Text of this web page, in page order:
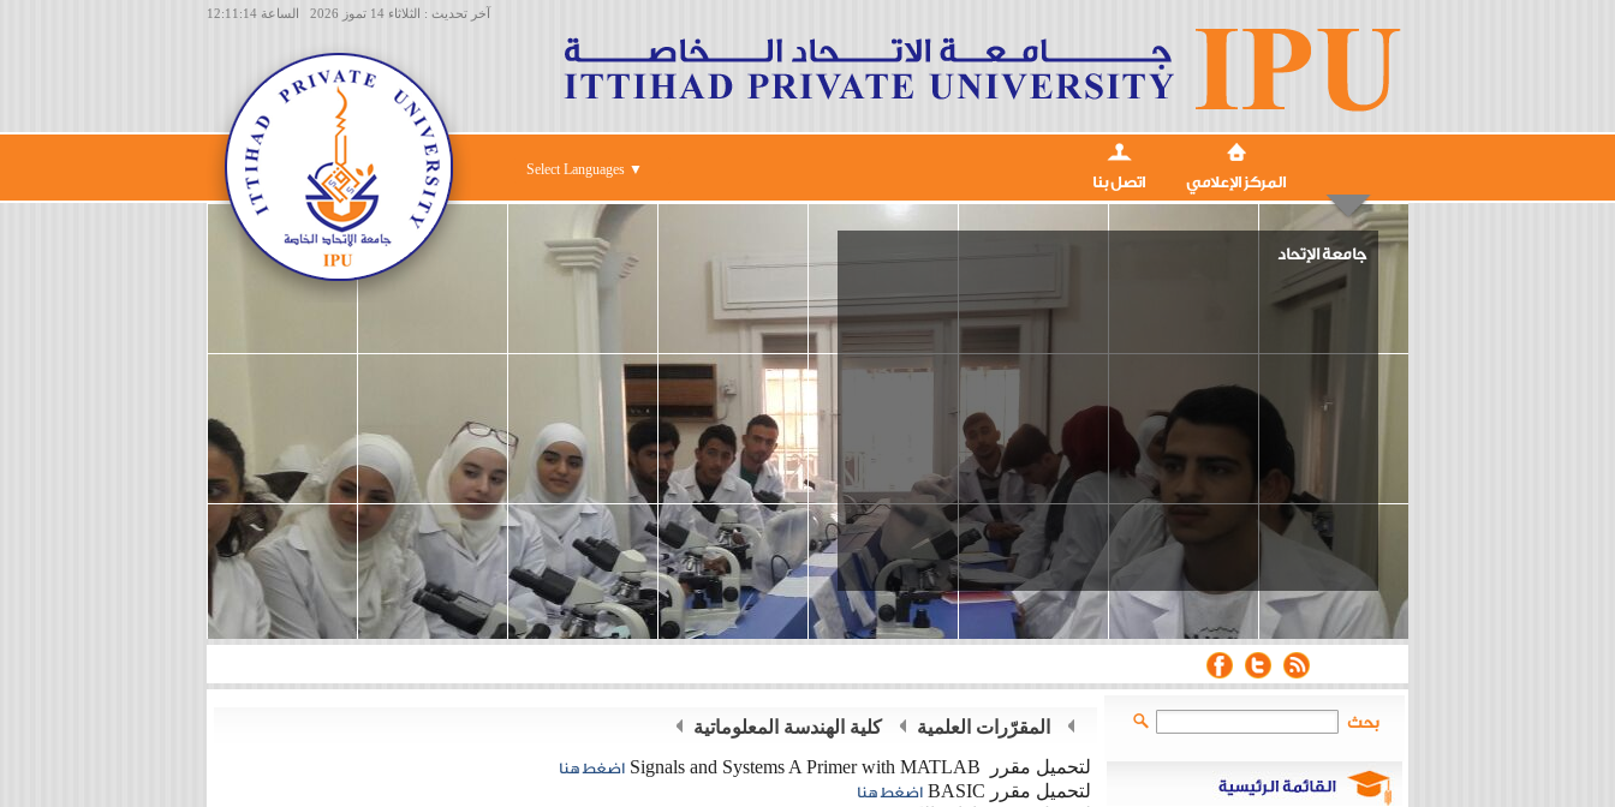
آخر تحديث : الثلاثاء 14 تموز 2026 الساعة 12:11:14
المركز الإعلامي اتصل بنا
Select Languages ▼
جامعة الإتحاد
بحث المقرّرات العلمية
كلية الهندسة المعلوماتية
لتحميل مقرر Signals and Systems A Primer with MATLAB
اضغط هنا
لتحميل مقرر BASIC اضغط هنا